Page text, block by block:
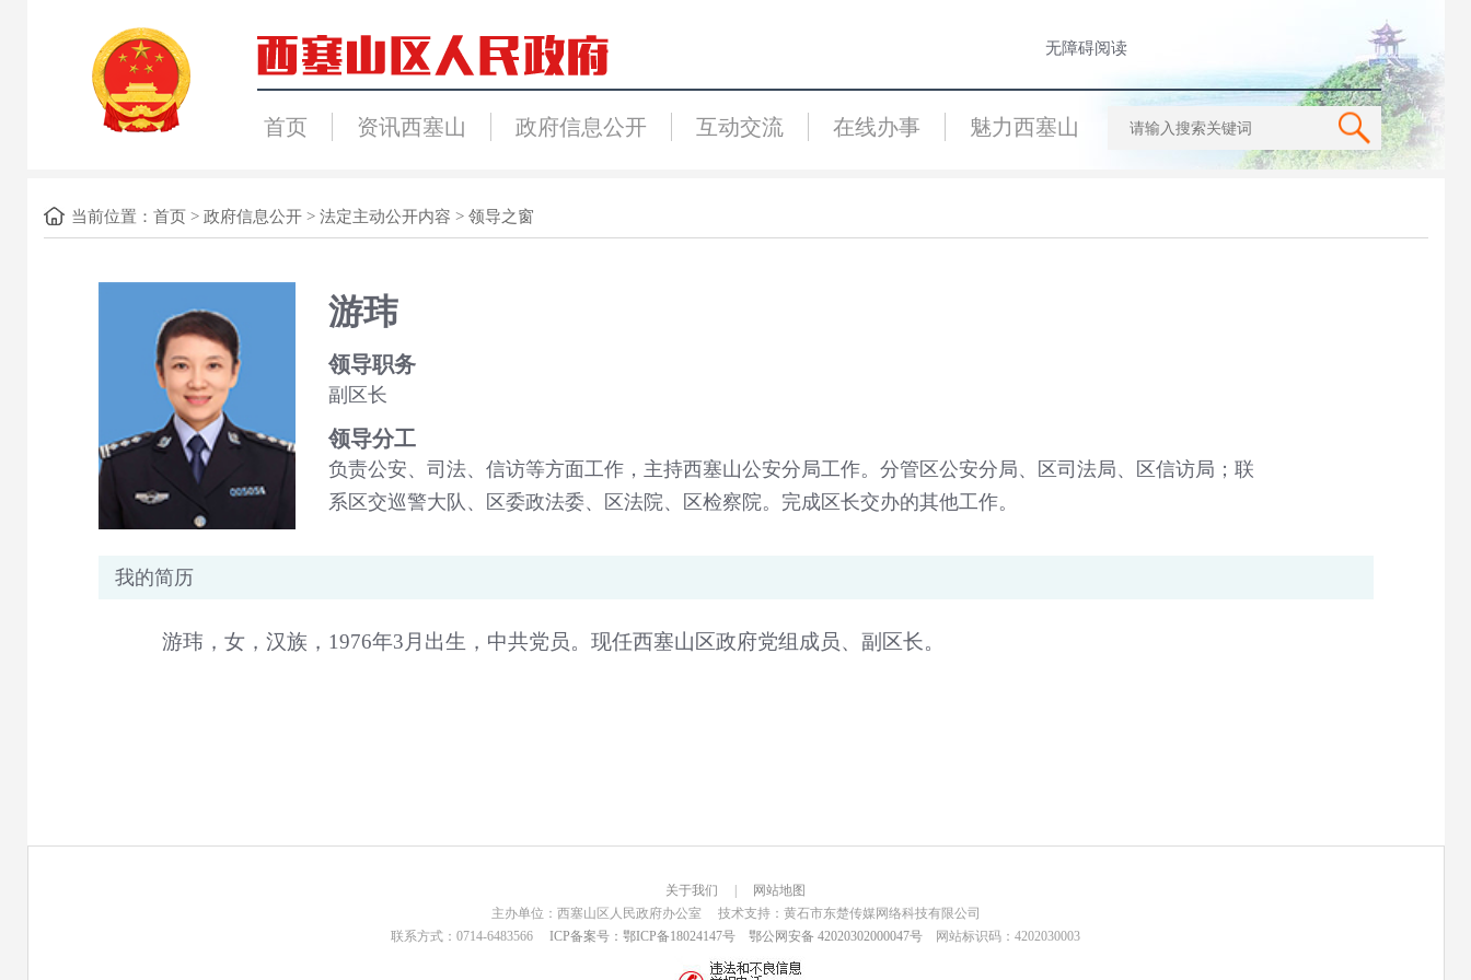
无障碍阅读
首页 资讯西塞山 政府信息公开 互动交流 在线办事 魅力西塞山
当前位置： 首页> 政府信息公开> 法定主动公开内容 > 领导之窗
游玮
领导职务
副区长
领导分工
负责公安、司法、信访等方面工作，主持西塞山公安分局工作。分管区公安分局、区司法局、区信访局；联
系区交巡警大队、区委政法委、区法院、区检察院。完成区长交办的其他工作。
我的简历
游玮，女，汉族，1976年3月出生，中共党员。现任西塞山区政府党组成员、副区长。
关于我们
网站地图
主办单位：西塞山区人民政府办公室 技术支持：黄石市东楚传媒网络科技有限公司
联系方式：0714-6483566 ICP备案号：鄂ICP备18024147号 鄂公网安备 42020302000047号 网站标识码：4202030003